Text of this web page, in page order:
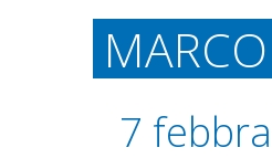
7